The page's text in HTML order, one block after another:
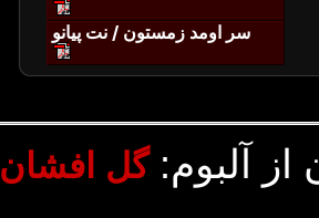
سر اومد زمستون / نت پیانو
از آلبوم:گل افشان ۲